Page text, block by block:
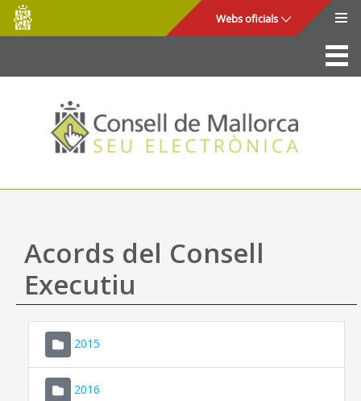
Salta al contingut principal
Consell
de
Mallorca
Webs oficials
La Seu
Consell de Mallorca
Accés i seguretat
Utilitats
Ajuda
Acords del Consell
Executiu
2015
2016